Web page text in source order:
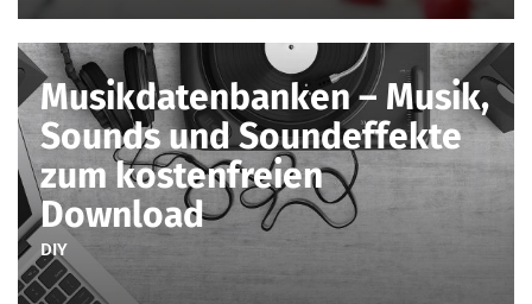
Musikdatenbanken – Musik,
Sounds und Soundeffekte
zum kostenfreien
Download
DIY